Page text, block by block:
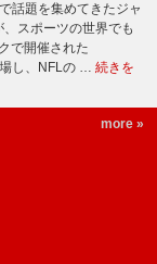
話題を集めてきたジャ
スポーツの世界でも
で開催された
し、NFLの … 続きを
more »